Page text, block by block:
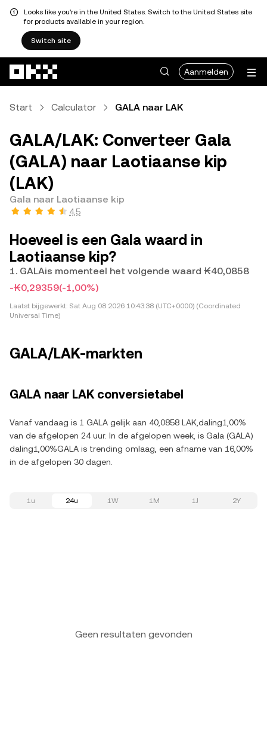
Looks like you're in the United States. Switch to the United States site
for products available in your region.
Switch site
Aanmelden
Start Calculator GALA naar LAK
GALA/LAK: Converteer Gala
(GALA) naar Laotiaanse kip
(LAK)
Gala naar Laotiaanse kip
4,5
Hoeveel is een Gala waard in
Laotiaanse kip?
1. GALAis momenteel het volgende waard ₭40,0858
-₭0,29359(-1,00%)
Laatst bijgewerkt: Sat Aug 08 2026 10:43:38 (UTC+0000) (Coordinated
Universal Time)
GALA/LAK-markten
GALA naar LAK conversietabel
Vanaf vandaag is 1 GALA gelijk aan 40,0858 LAK,daling1,00%
van de afgelopen 24 uur. In de afgelopen week, is Gala (GALA)
daling1,00%GALA is trending omlaag, een afname van 16,00%
in de afgelopen 30 dagen.
1u 24u 1W 1M 1J 2Y
Geen resultaten gevonden